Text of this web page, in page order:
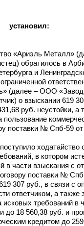
установил:
«Ариэль Металл»
обратилось в
и
(далее – ООО «Завод
о взыскании 619
руб. неустойки, а
пользование
поставки № Спб-59
ходатайство
в котором
в части взыскания с
поставки №
307 руб., в связи с
ответчиком, а также
исковых требований в
до 18 560,38 руб. и
кредитом до